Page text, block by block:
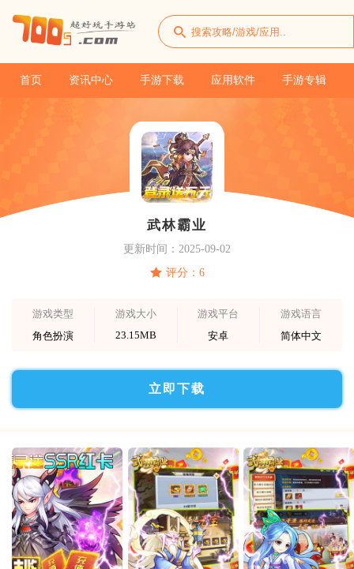
首页 资讯中心 手游下载 应用软件 手游专辑
武林霸业
更新时间：2025-09-02
评分：6
游戏类型
角色扮演
游戏大小
23.15MB
游戏平台
安卓
游戏语言
简体中文
立即下载